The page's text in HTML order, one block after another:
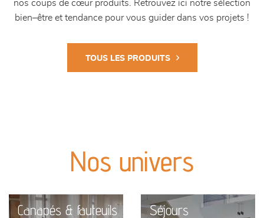
gardisme ou de confort ultime, nous partageons avec vous
nos coups de cœur produits. Retrouvez ici notre sélection
Nos univers